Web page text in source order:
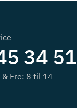
34 51
Fre: 8 til 14